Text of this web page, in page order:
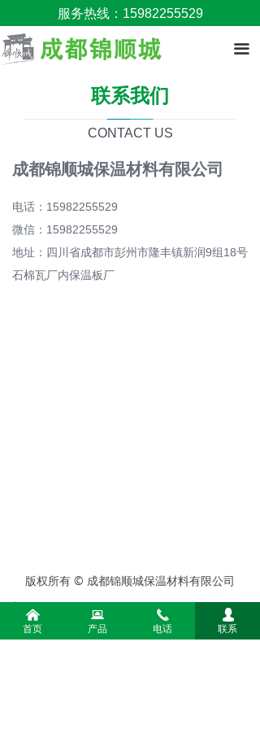
服务热线：15982255529
끀
联系我们
CONTACT US
成都锦顺城保温材料有限公司
电话：15982255529
微信：15982255529
地址：四川省成都市彭州市隆丰镇新润9组18号
石棉瓦厂内保温板厂
电话：
15982255529
手机：
15982255529
版权所有 © 成都锦顺城保温材料有限公司
낀
首页
뀵
产品
끅
电话
넙
联系